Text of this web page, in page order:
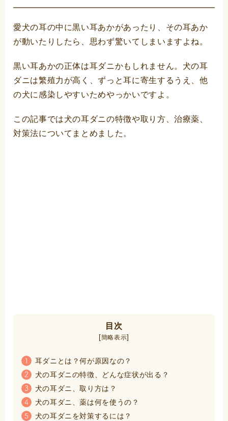
愛犬の耳の中に黒い耳あかがあったり、その耳あか
が動いたりしたら、思わず驚いてしまいますよね。
黒い耳あかの正体は耳ダニかもしれません。犬の耳
ダニは繁殖力が高く、ずっと耳に寄生するうえ、他
の犬に感染しやすいためやっかいですよ。
この記事では犬の耳ダニの特徴や取り方、治療薬、
対策法についてまとめました。
目次
[簡略表示]
1 耳ダニとは？何が原因なの？
2 犬の耳ダニの特徴、どんな症状が出る？
3 犬の耳ダニ、取り方は？
4 犬の耳ダニ、薬は何を使うの？
5 犬の耳ダニを対策するには？